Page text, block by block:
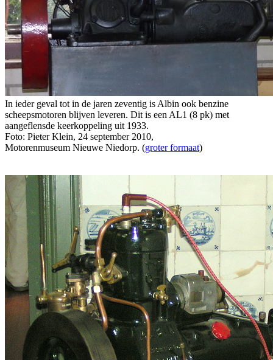
In ieder geval tot in de jaren zeventig is Albin ook benzine
scheepsmotoren blijven leveren. Dit is een AL1 (8 pk) met
aangeflensde keerkoppeling uit 1933.
Foto: Pieter Klein, 24 september 2010,
Motorenmuseum Nieuwe Niedorp. (groter formaat)